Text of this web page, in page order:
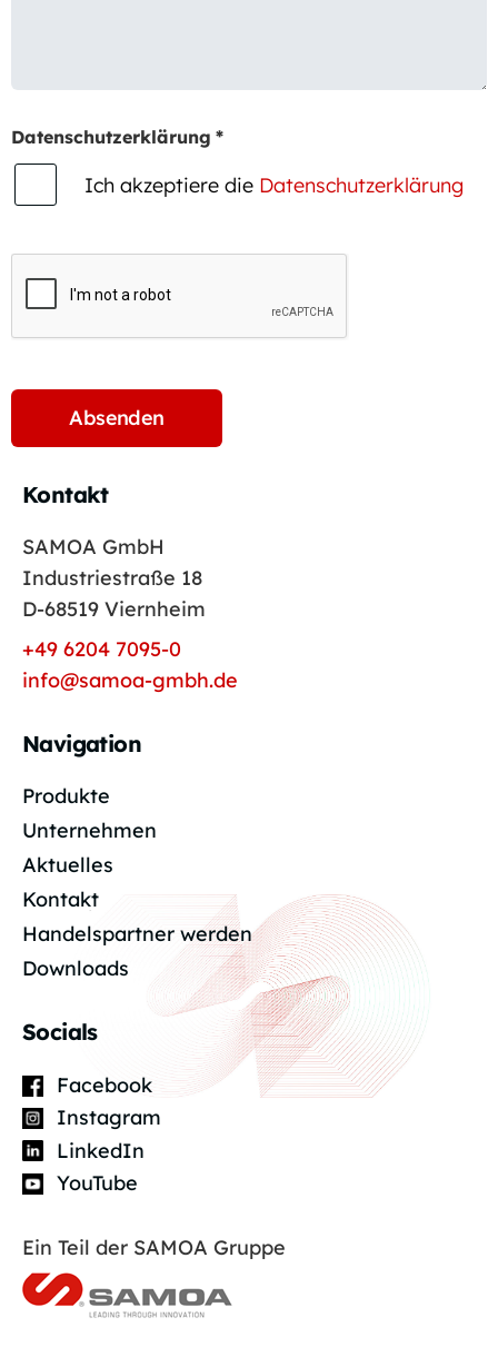
Datenschutzerklärung *
Ich akzeptiere die Datenschutzerklärung
Kontakt
SAMOA GmbH
Industriestraße 18
D-68519 Viernheim
+49 6204 7095-0
info@samoa-gmbh.de
Navigation
Produkte
Unternehmen
Aktuelles
Kontakt
Handelspartner werden
Downloads
Socials
Facebook
Instagram
LinkedIn
YouTube
Ein Teil der SAMOA Gruppe